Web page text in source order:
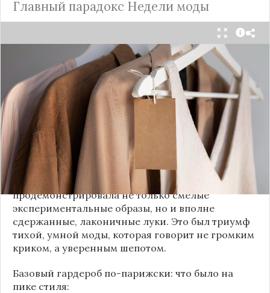
Главный парадокс Недели моды
Принято считать, что Неделя моды в Париже —
это исключительно про безумные тренды, на
которые обычный человек посмотрит с
недоумением. Но самый интересный тренд этого
сезона был обращен к реальной жизни. Показы
доказали: истинная роскошь и мастерство стиля
заключаются не в эпатаже, а в виртуозном
владении базовыми вещами.
Как тонко подметила автор канала «Деловая
косметичка», завершившаяся неделя моды
продемонстрировала не только смелые
экспериментальные образы, но и вполне
сдержанные, лаконичные луки. Это был триумф
тихой, умной моды, которая говорит не громким
криком, а уверенным шепотом.
Базовый гардероб по-парижски: что было на
пике стиля: